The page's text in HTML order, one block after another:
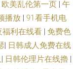
欧美乱伦第一页 | 午
播放 | 91看手机电
福利在线看 | 免费色
| 日韩成人免费在线
| 日韩伦理片在线擼 |